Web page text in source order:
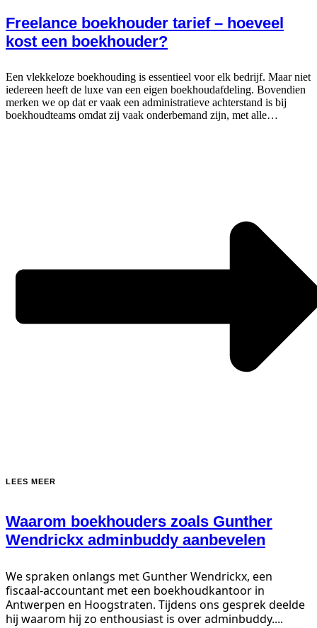
Freelance boekhouder tarief – hoeveel
kost een boekhouder?
Een vlekkeloze boekhouding is essentieel voor elk bedrijf. Maar niet
iedereen heeft de luxe van een eigen boekhoudafdeling. Bovendien
merken we op dat er vaak een administratieve achterstand is bij
boekhoudteams omdat zij vaak onderbemand zijn, met alle
LEES MEER
Waarom boekhouders zoals Gunther
Wendrickx adminbuddy aanbevelen
We spraken onlangs met Gunther Wendrickx, een
fiscaal-accountant met een boekhoudkantoor in
Antwerpen en Hoogstraten. Tijdens ons gesprek deelde
hij waarom hij zo enthousiast is over adminbuddy....